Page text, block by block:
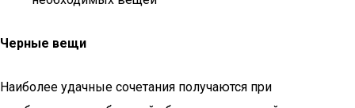
Черные вещи
Наиболее удачные сочетания получаются при